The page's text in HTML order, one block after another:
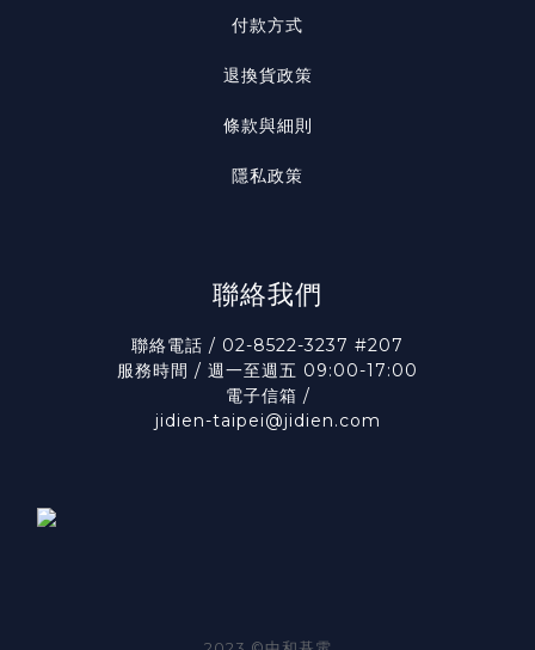
付款方式
退換貨政策
條款與細則
隱私政策
聯絡我們
聯絡電話 / 02-8522-3237 #207
服務時間 / 週一至週五 09:00-17:00
電子信箱 /
jidien-taipei@jidien.com